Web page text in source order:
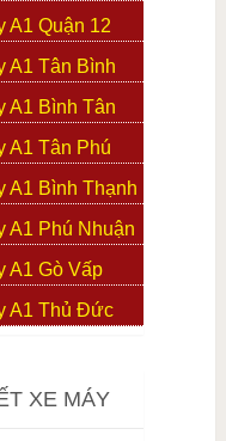
A1 Quận 12
A1 Tân Bình
A1 Bình Tân
A1 Tân Phú
A1 Bình Thạnh
A1 Phú Nhuận
A1 Gò Vấp
A1 Thủ Đức
XE MÁY